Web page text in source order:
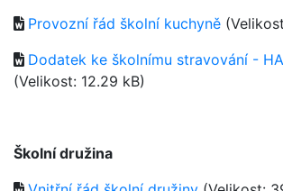
Provozní řád školní kuchyně
Dodatek ke školnímu stravování -
(Velikost: 12.29 kB)
Školní družina